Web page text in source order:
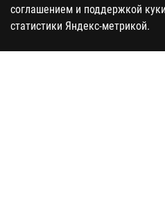
соглашением и поддержкой
статистики Яндекс-метрикой.